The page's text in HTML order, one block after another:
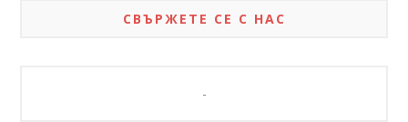
СВЪРЖЕТЕ СЕ С НАС
-